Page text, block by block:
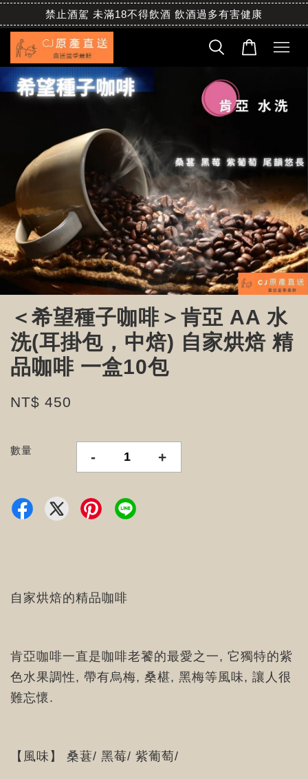
禁止酒駕 未滿18不得飲酒 飲酒過多有害健康
＜希望種子咖啡＞肯亞 AA 水
洗(耳掛包，中焙) 自家烘焙 精
品咖啡 一盒10包
NT$ 450
數量 - +
自家烘焙的精品咖啡
肯亞咖啡一直是咖啡老饕的最愛之一, 它獨特的紫
色水果調性, 帶有烏梅, 桑椹, 黑梅等風味, 讓人很
難忘懷.
【風味】 桑葚/ 黑莓/ 紫葡萄/